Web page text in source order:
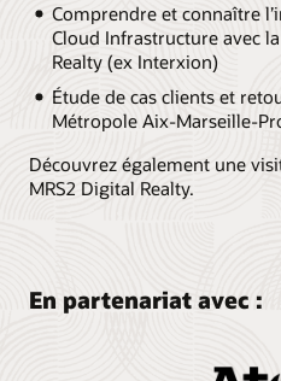
Comprendre et connaître
Cloud Infrastructure avec
Realty (ex Interxion)
Étude de cas clients et
Métropole Aix-Marseille-
Découvrez également une
MRS2 Digital Realty.
En partenariat avec :